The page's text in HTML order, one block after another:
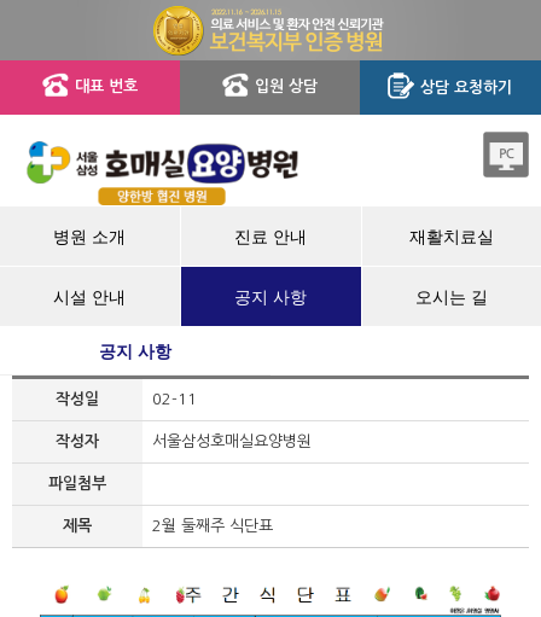
대표 번호 입원 상담 상담 요청하기
병원 소개 진료 안내 재활치료실
시설 안내 공지 사항 오시는 길
공지 사항
작성일 02-11
작성자 서울삼성호매실요양병원
파일첨부
제목 2월 둘째주 식단표